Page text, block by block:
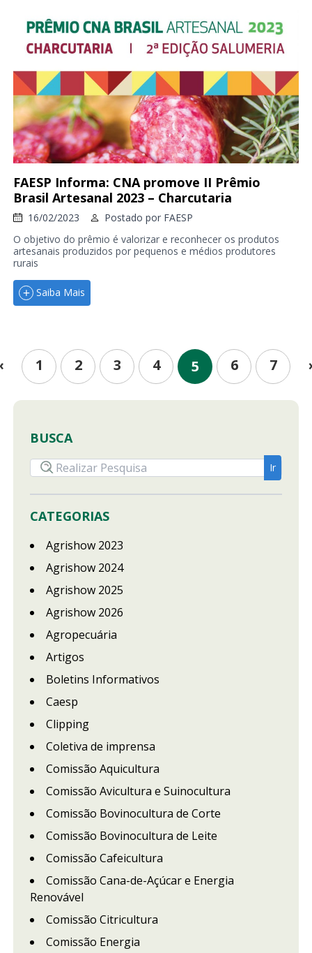
FAESP Informa: CNA promove II Prêmio
Brasil Artesanal 2023 – Charcutaria
16/02/2023 Postado por FAESP
O objetivo do prêmio é valorizar e reconhecer os produtos
artesanais produzidos por pequenos e médios produtores
rurais
Saiba Mais
1 2 3 4 5 6 7
BUSCA
CATEGORIAS
Agrishow 2023
Agrishow 2024
Agrishow 2025
Agrishow 2026
Agropecuária
Artigos
Boletins Informativos
Caesp
Clipping
Coletiva de imprensa
Comissão Aquicultura
Comissão Avicultura e Suinocultura
Comissão Bovinocultura de Corte
Comissão Bovinocultura de Leite
Comissão Cafeicultura
Comissão Cana-de-Açúcar e Energia
Renovável
Comissão Citricultura
Comissão Energia